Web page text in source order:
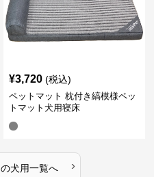
¥3,720 (税込)
ペットマット 枕付き縞模様ペッ
トマット犬用寝床
の犬用一覧へ ›